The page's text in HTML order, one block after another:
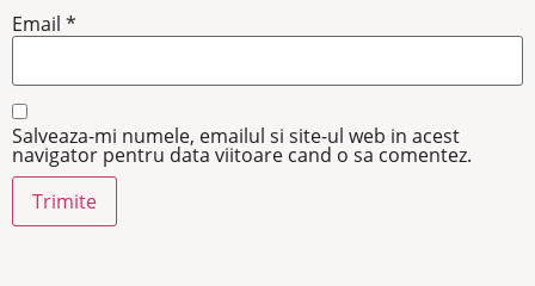
Email *
Salveaza-mi numele, emailul si site-ul web in acest
navigator pentru data viitoare cand o sa comentez.